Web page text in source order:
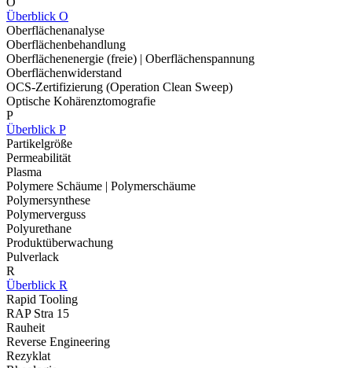
Überblick O
Oberflächenanalyse
Oberflächenbehandlung
Oberflächenenergie (freie) | Oberflächenspannung
Oberflächenwiderstand
OCS-Zertifizierung (Operation Clean Sweep)
Optische Kohärenztomografie
P
Überblick P
Partikelgröße
Permeabilität
Plasma
Polymere Schäume | Polymerschäume
Polymersynthese
Polymerverguss
Polyurethane
Produktüberwachung
Pulverlack
R
Überblick R
Rapid Tooling
RAP Stra 15
Rauheit
Reverse Engineering
Rezyklat